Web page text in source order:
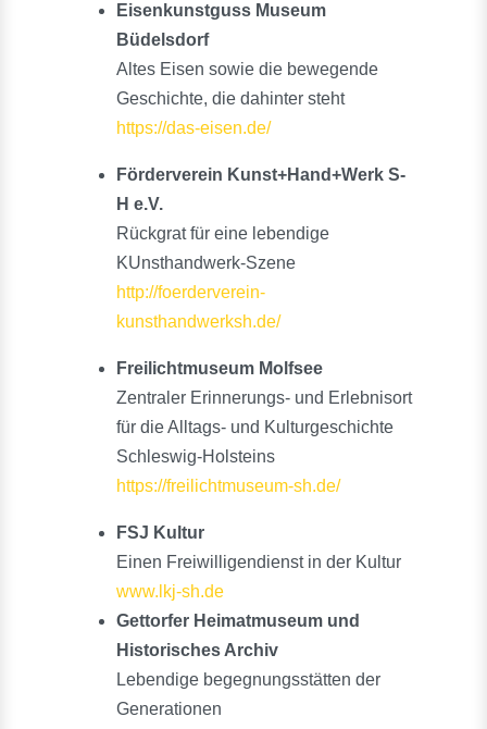
Eisenkunstguss Museum
Büdelsdorf
Altes Eisen sowie die bewegende
Geschichte, die dahinter steht
https://das-eisen.de/
Förderverein Kunst+Hand+Werk S-
H e.V.
Rückgrat für eine lebendige
KUnsthandwerk-Szene
http://foerderverein-
kunsthandwerksh.de/
Freilichtmuseum Molfsee
Zentraler Erinnerungs- und Erlebnisort
für die Alltags- und Kulturgeschichte
Schleswig-Holsteins
https://freilichtmuseum-sh.de/
FSJ Kultur
Einen Freiwilligendienst in der Kultur
www.lkj-sh.de
Gettorfer Heimatmuseum und
Historisches Archiv
Lebendige begegnungsstätten der
Generationen